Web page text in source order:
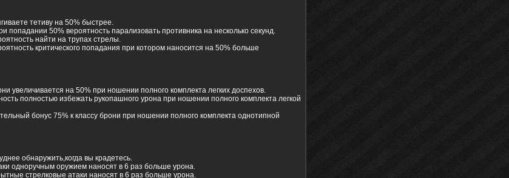
тетиву на 50% быстрее.
50% вероятность парализовать противника на несколько секунд.
найти на трупах стрелы.
критического попадания при котором наносится на 50% больше
увеличивается на 50% при ношении полного комплекта легких доспехов.
полностью избежать рукопашного урона при ношении полного комплекта легкой
бонус 75% к классу брони при ношении полного комплекта однотипной
обнаружить,когда вы крадетесь.
одноручным оружием наносят в 6 раз больше урона.
стрелковые атаки наносят в 6 раз больше урона.